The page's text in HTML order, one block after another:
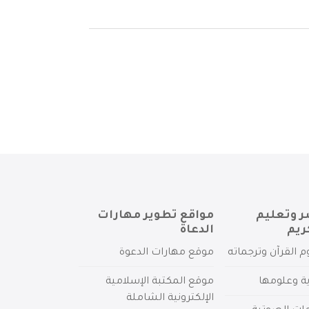
وتعليم
القرآن وترجماته
وعلومها
مواقع تطوير مهارات
الدعاة
موقع مهارات الدعوة
موقع المكتبة الإسلامية
الإلكترونية الشاملة